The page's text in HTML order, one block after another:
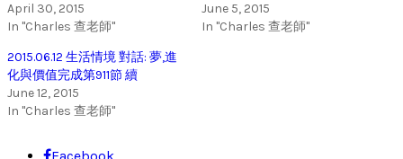
April 30, 2015
In "Charles 查老師"
June 5, 2015
In "Charles 查老師"
2015.06.12 生活情境 對話: 夢,進
化與價值完成第911節 續
June 12, 2015
In "Charles 查老師"